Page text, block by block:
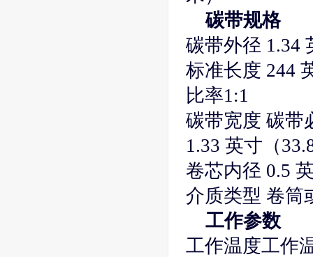
碳带规格
碳带外径 1.34
标准长度 244
比率1:1
碳带宽度 碳带
1.33 英寸（
卷芯内径 0.5
介质类型 卷筒
工作参数
工作温度工作